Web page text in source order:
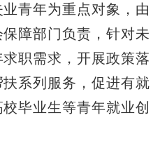
青年为重点对象，由
障部门负责，针对未
职需求，开展政策落
系列服务，促进有就
毕业生等青年就业创